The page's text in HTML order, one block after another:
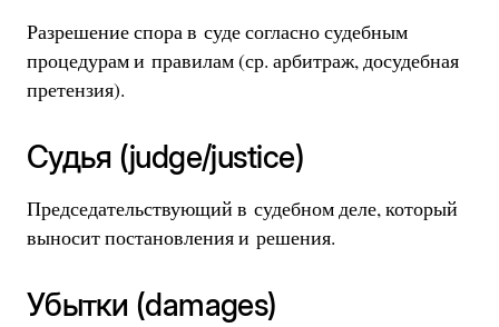
Разрешение спора в суде согласно судебным
процедурам и правилам (ср. арбитраж, досудебная
претензия).
Судья (judge/justice)
Председательствующий в судебном деле, который
выносит постановления и решения.
Убытки (damages)